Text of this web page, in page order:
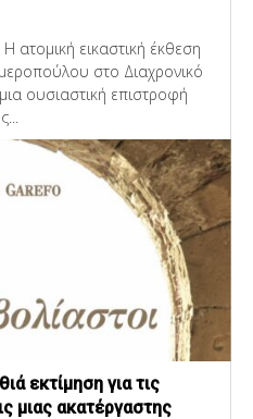
στο Διαχρονικό
ουσιαστική επιστροφή
εκτίμηση για τις
μιας ακατέργαστης